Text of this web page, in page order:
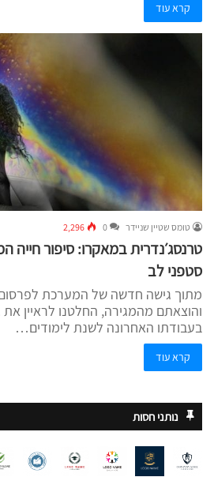
קרא עוד
טומס שטיין שניידר 0
2,296
טרנסג׳נדרית במאקרו: סיפור
סטפני לב
מתוך גישה חדשה של המערכת לפרסום
והוצאתם מהמגירה, החלטנו לראיין
בעבודתו האחרונה לשנת לימודים…
קרא עוד
נותני חסות